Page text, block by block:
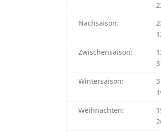
Nachsaison:
Zwischensaison:
Wintersaison:
Weihnachten: